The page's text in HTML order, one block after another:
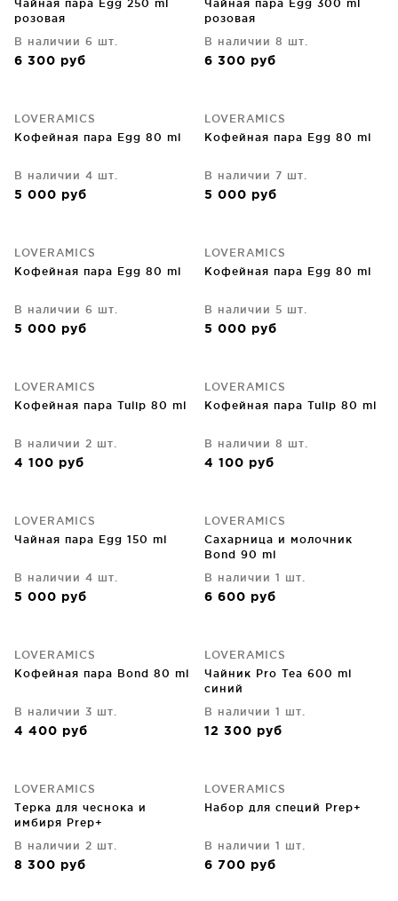
Чайная пара Egg 250 ml
розовая
В наличии 6 шт.
6 300 руб
Чайная пара Egg 300 ml
розовая
В наличии 8 шт.
6 300 руб
LOVERAMICS
Кофейная пара Egg 80 ml
В наличии 4 шт.
5 000 руб
LOVERAMICS
Кофейная пара Egg 80 ml
В наличии 7 шт.
5 000 руб
LOVERAMICS
Кофейная пара Egg 80 ml
В наличии 6 шт.
5 000 руб
LOVERAMICS
Кофейная пара Egg 80 ml
В наличии 5 шт.
5 000 руб
LOVERAMICS
Кофейная пара Tulip 80 ml
В наличии 2 шт.
4 100 руб
LOVERAMICS
Кофейная пара Tulip 80 ml
В наличии 8 шт.
4 100 руб
LOVERAMICS
Чайная пара Egg 150 ml
В наличии 4 шт.
5 000 руб
LOVERAMICS
Сахарница и молочник
Bond 90 ml
В наличии 1 шт.
6 600 руб
LOVERAMICS
Кофейная пара Bond 80 ml
В наличии 3 шт.
4 400 руб
LOVERAMICS
Чайник Pro Tea 600 ml
синий
В наличии 1 шт.
12 300 руб
LOVERAMICS
Терка для чеснока и
имбиря Prep+
В наличии 2 шт.
8 300 руб
LOVERAMICS
Набор для специй Prep+
В наличии 1 шт.
6 700 руб